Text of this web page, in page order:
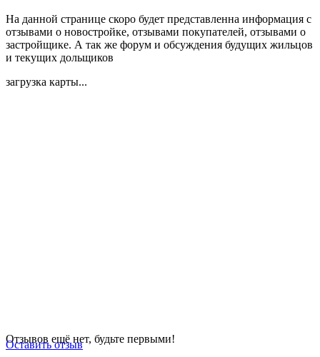
На данной странице скоро будет представленна информация с
отзывами о новостройке, отзывами покупателей, отзывами о
застройщике. А так же форум и обсуждения будущих жильцов
и текущих дольщиков
загрузка карты...
Отзывов ещё нет, будьте первыми!
Оставить отзыв